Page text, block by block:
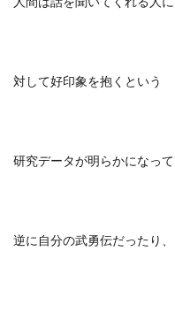
対して好印象を抱くという
研究データが明らかになって
逆に自分の武勇伝だったり、